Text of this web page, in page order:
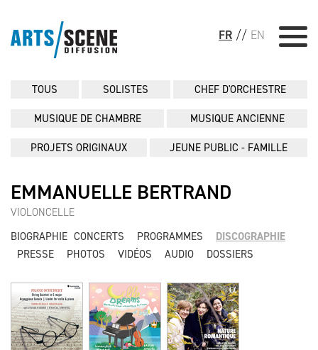
FR // EN
TOUS SOLISTES CHEF D'ORCHESTRE
MUSIQUE DE CHAMBRE MUSIQUE ANCIENNE
PROJETS ORIGINAUX JEUNE PUBLIC - FAMILLE
EMMANUELLE BERTRAND
VIOLONCELLE
BIOGRAPHIE CONCERTS PROGRAMMES
DISCOGRAPHIE
PRESSE
PHOTOS VIDÉOS AUDIO DOSSIERS